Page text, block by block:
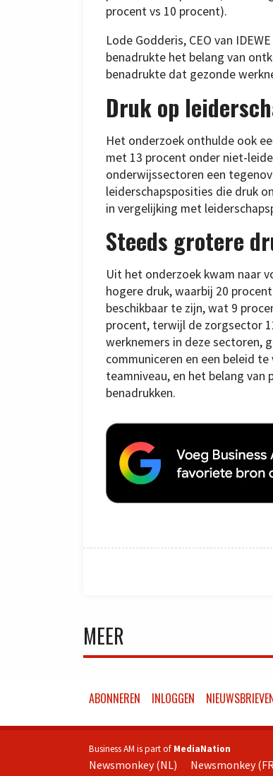
procent vs 10 procent).
Lode Godderis, CEO van
benadrukte het belang van
benadrukte dat gezonde
Druk op
Het onderzoek onthulde ook
met 13 procent onder niet-
onderwijssectoren een
leiderschapsposities die druk
in vergelijking met
Steeds grotere
Uit het onderzoek kwam naar
hogere druk, waarbij 20
beschikbaar te zijn, wat 9
procent, terwijl de zorgsector
werknemers in deze sectoren,
communiceren en een beleid
teamniveau, en het belang
benadrukken.
MEER
ABONNEREN INLOGGEN
Business AM is part of MediaNation
Newsmonkey (NL) Newsmonkey